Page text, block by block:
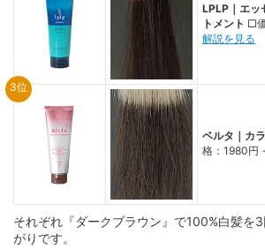
LPLP｜エッ
トメント □
解説を見る
3位
ベルタ｜カ
格：1980円
それぞれ『ダークブラウン』で100%白髪を
がりです。